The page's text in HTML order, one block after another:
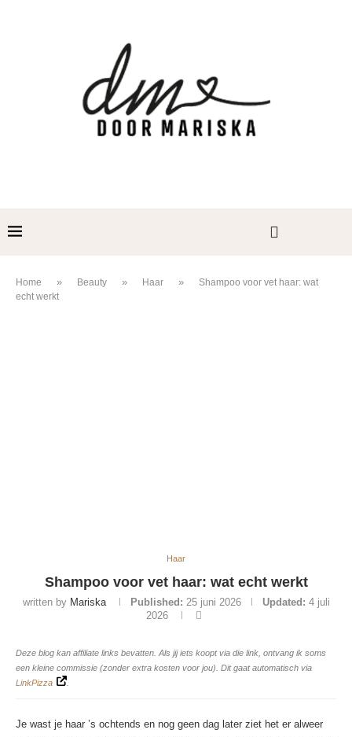
Home » Beauty » Haar »
Shampoo voor vet haar: wat
echt werkt
Haar
Shampoo voor vet haar: wat echt werkt
written by Mariska Published: 25 juni 2026 Updated: 4 juli
2026
Deze blog kan affiliate links bevatten. Als jij iets koopt via die link, ontvang ik soms
een kleine commissie (zonder extra kosten voor jou). Dit gaat automatisch via
LinkPizza
Je wast je haar ’s ochtends en nog geen dag later ziet het er alweer